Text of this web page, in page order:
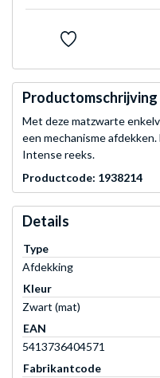
Productomschrijving
Met deze matzwarte
een mechanisme
Intense reeks.
Productcode: 1938214
Details
Type
Afdekking
Kleur
Zwart (mat)
EAN
5413736404571
Fabrikantcode